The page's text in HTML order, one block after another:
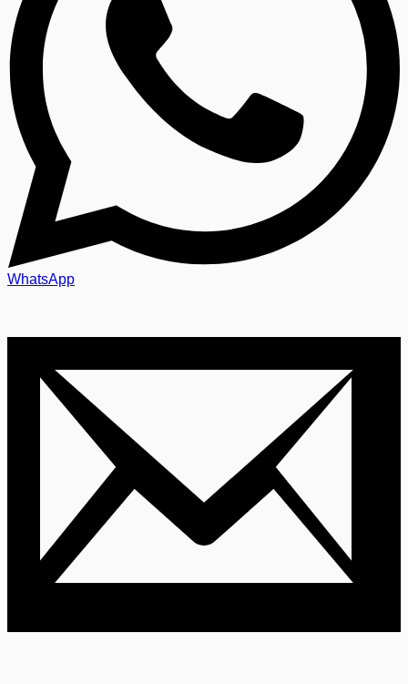
WhatsApp